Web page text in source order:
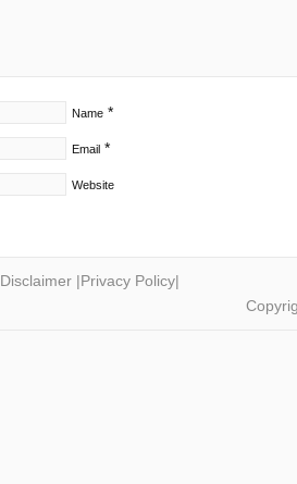
Name *
Email *
Website
Disclaimer |Privacy Policy|